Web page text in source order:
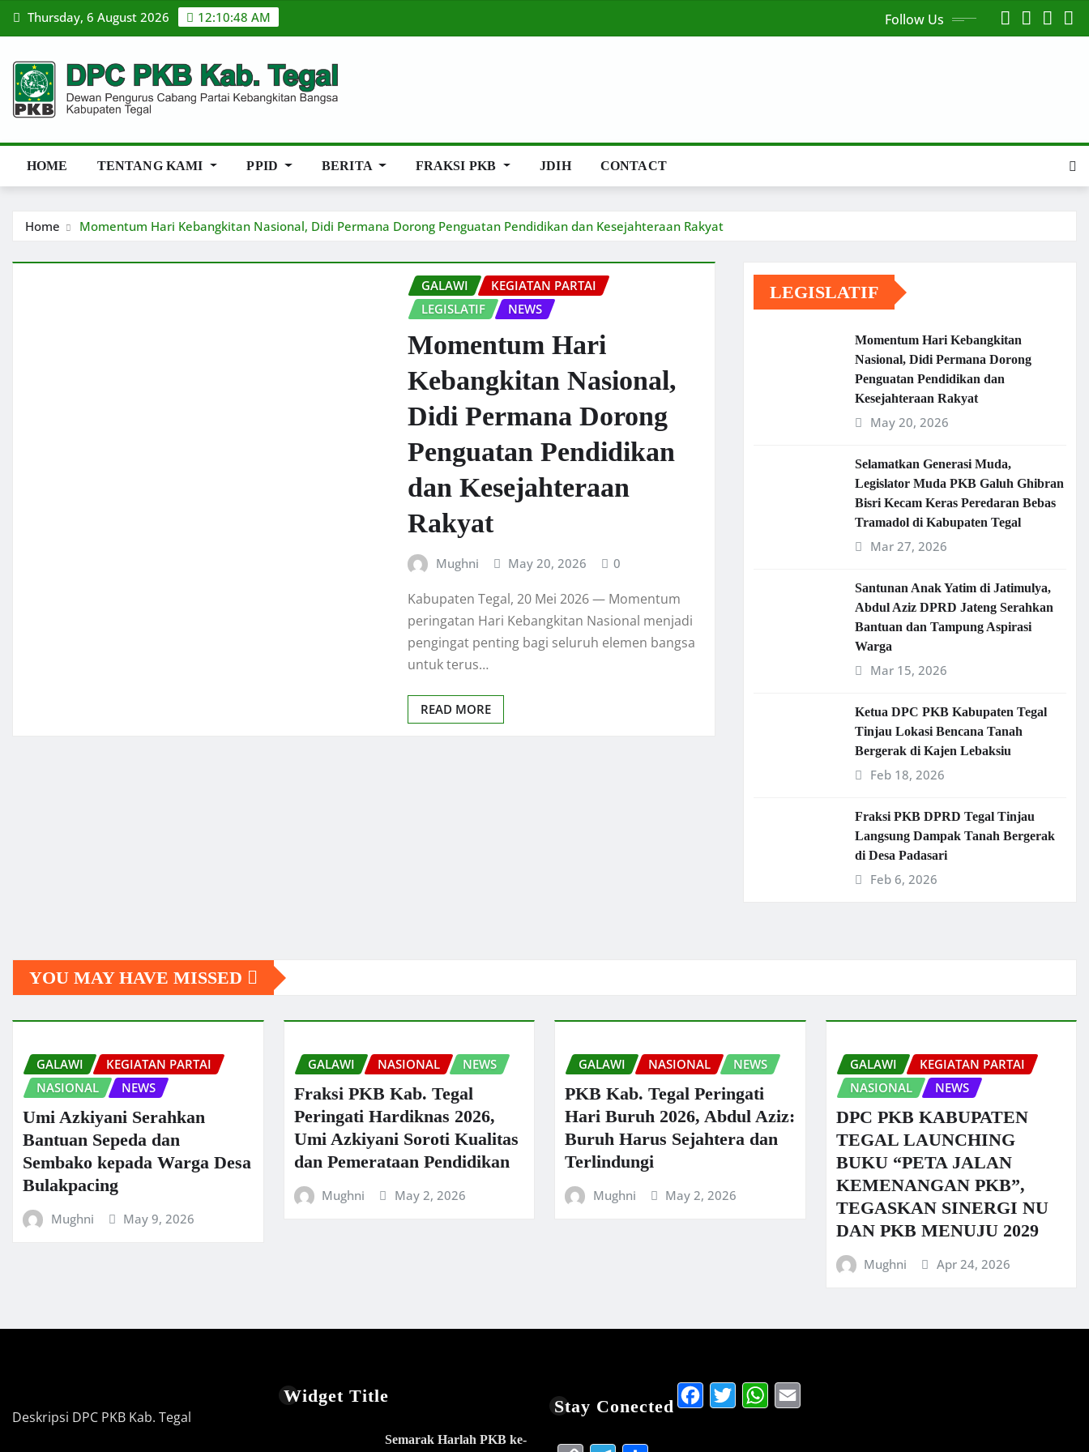
Skip Thursday, 6 August 2026 12:10:48 AM Follow Us
HOME TENTANG KAMI PPID BERITA FRAKSI PKB JDIH CONTACT
Home Momentum Hari Kebangkitan Nasional, Didi Permana Dorong Penguatan Pendidikan dan Kesejahteraan Rakyat
GALAWI
KEGIATAN PARTAI
LEGISLATIF
NEWS
Momentum Hari
Kebangkitan Nasional,
Didi Permana Dorong
Penguatan Pendidikan
dan Kesejahteraan
Rakyat
Mughni May 20, 2026 0
Kabupaten Tegal, 20 Mei 2026 — Momentum
peringatan Hari Kebangkitan Nasional menjadi
pengingat penting bagi seluruh elemen bangsa
untuk terus…
READ MORE
LEGISLATIF
Momentum Hari Kebangkitan
Nasional, Didi Permana Dorong
Penguatan Pendidikan dan
Kesejahteraan Rakyat
May 20, 2026
Selamatkan Generasi Muda,
Legislator Muda PKB Galuh Ghibran
Bisri Kecam Keras Peredaran Bebas
Tramadol di Kabupaten Tegal
Mar 27, 2026
Santunan Anak Yatim di Jatimulya,
Abdul Aziz DPRD Jateng Serahkan
Bantuan dan Tampung Aspirasi
Warga
Mar 15, 2026
Ketua DPC PKB Kabupaten Tegal
Tinjau Lokasi Bencana Tanah
Bergerak di Kajen Lebaksiu
Feb 18, 2026
Fraksi PKB DPRD Tegal Tinjau
Langsung Dampak Tanah Bergerak
di Desa Padasari
Feb 6, 2026
YOU MAY HAVE MISSED
GALAWI
KEGIATAN PARTAI
NASIONAL
NEWS
Umi Azkiyani Serahkan
Bantuan Sepeda dan
Sembako kepada Warga Desa
Bulakpacing
Mughni May 9, 2026
GALAWI NASIONAL NEWS
Fraksi PKB Kab. Tegal
Peringati Hardiknas 2026,
Umi Azkiyani Soroti Kualitas
dan Pemerataan Pendidikan
Mughni May 2, 2026
GALAWI NASIONAL NEWS
PKB Kab. Tegal Peringati
Hari Buruh 2026, Abdul Aziz:
Buruh Harus Sejahtera dan
Terlindungi
Mughni May 2, 2026
GALAWI
KEGIATAN PARTAI
NASIONAL
NEWS
DPC PKB KABUPATEN
TEGAL LAUNCHING
BUKU “PETA JALAN
KEMENANGAN PKB”,
TEGASKAN SINERGI NU
DAN PKB MENUJU 2029
Mughni Apr 24, 2026
Deskripsi DPC PKB Kab. Tegal
Widget Title
Semarak Harlah PKB ke-
Stay Conected Facebook
TwitterWhatsApp